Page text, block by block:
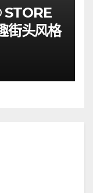
街头风格